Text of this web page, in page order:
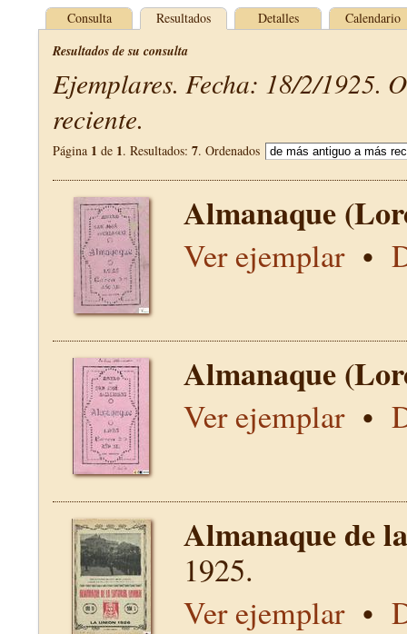
Consulta Resultados Detalles Calendario
Resultados de su consulta
Ejemplares. Fecha: 18/2/1925.
reciente.
Página 1 de 1. Resultados: 7. Ordenados
Almanaque
Ver ejemplar•
Almanaque
Ver ejemplar•
Almanaque de
1925.
Ver ejemplar•